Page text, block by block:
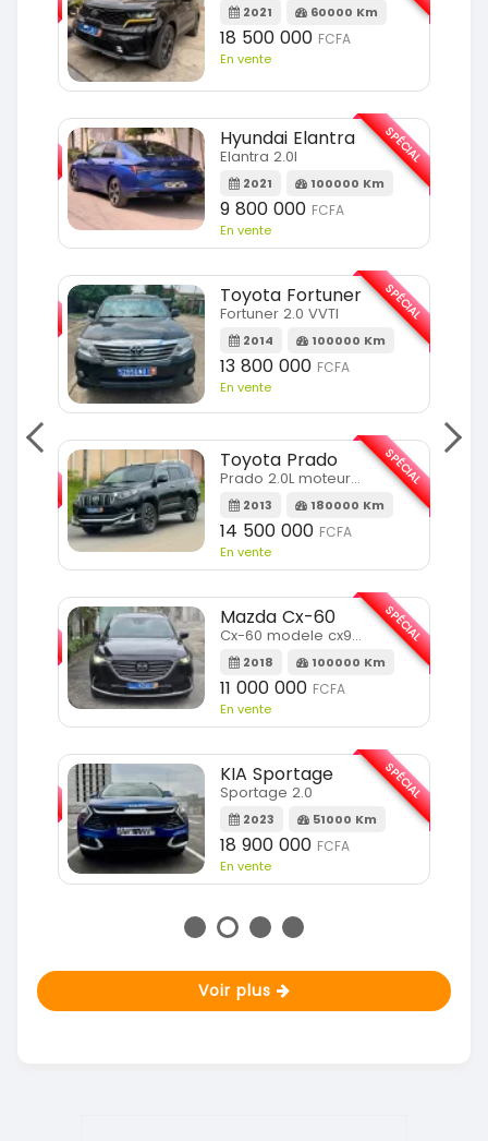
SPÉCIAL
2021 60000 Km
18 500 000 FCFA
En vente
Hyundai Elantra
Elantra 2.0l
2021 100000 Km
9 800 000 FCFA
En vente
SPÉCIAL
Toyota Fortuner
Fortuner 2.0 VVTI
2014 100000 Km
13 800 000 FCFA
En vente
SPÉCIAL
Toyota Prado
Prado 2.0L moteur d4d
2013 180000 Km
14 500 000 FCFA
En vente
SPÉCIAL
Mazda Cx-60
Cx-60 modele cx9 full option
2018 100000 Km
11 000 000 FCFA
En vente
SPÉCIAL
KIA Sportage
Sportage 2.0
2023 51000 Km
18 900 000 FCFA
En vente
SPÉCIAL
Voir plus